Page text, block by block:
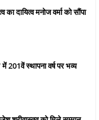
दायित्व मनोज वर्मा को सौंपा
201वें स्थापना वर्ष पर भव्य